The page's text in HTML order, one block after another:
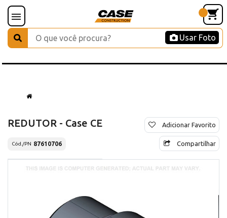
Usar Foto
REDUTOR - Case CE
Cód./PN 87610706
Adicionar Favorito
Compartilhar